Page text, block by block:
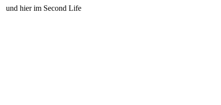
und hier im Second Life